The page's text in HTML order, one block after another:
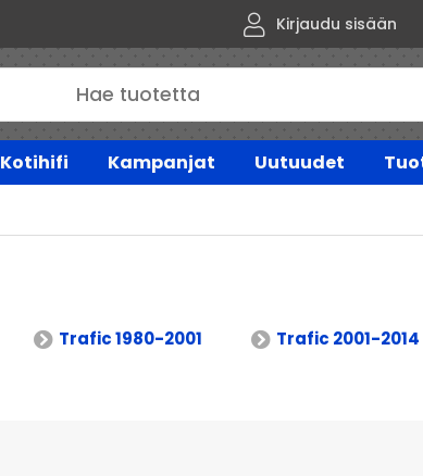
Kirjaudu sisään
Kotihifi Kampanjat Uutuudet
Trafic 1980-2001
Trafic 2001-2014